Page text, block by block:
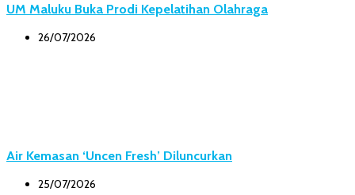
UM Maluku Buka Prodi Kepelatihan Olahraga
26/07/2026
Air Kemasan ‘Uncen Fresh’ Diluncurkan
25/07/2026